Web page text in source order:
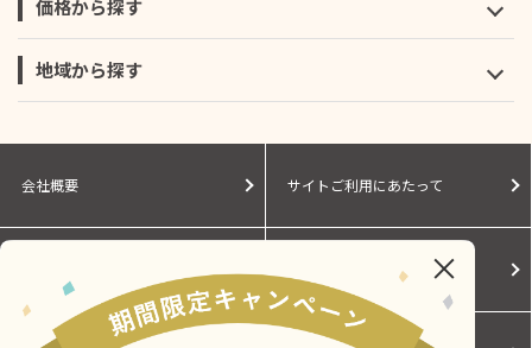
価格から探す
地域から探す
会社概要 サイトご利用にあたって